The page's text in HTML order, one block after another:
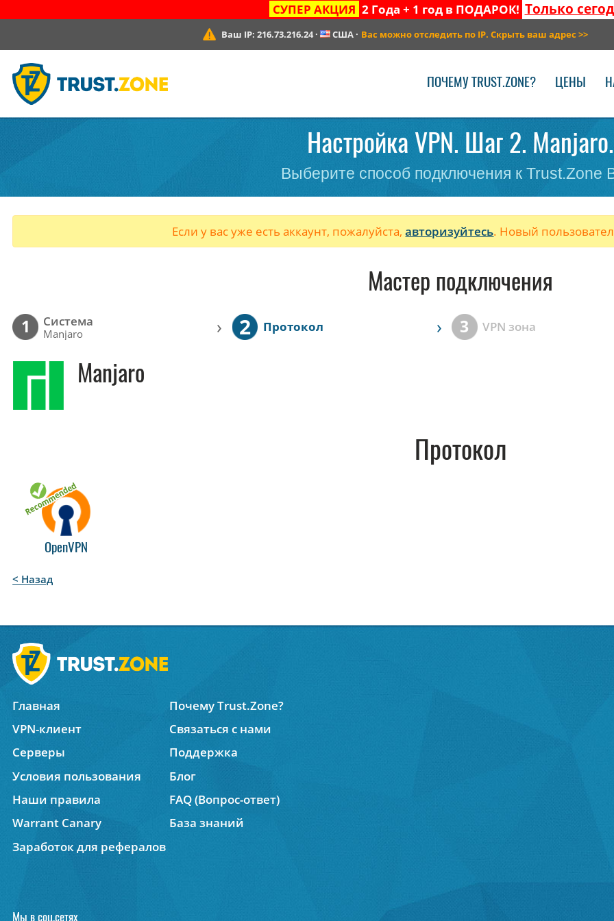
СУПЕР АКЦИЯ 2 Года + 1 год в ПОДАРОК! Только
Ваш IP: 216.73.216.24· США · Вас можно отследить по IP. Скрыть ваш адрес >>
ПОЧЕМУ TRUST.ZONE? ЦЕНЫ
Настройка VPN. Шаг 2. Manjaro.
Выберите способ подключения к Trust.Zone
Если у вас уже есть аккаунт, пожалуйста,авторизуйтесь. Новый
Мастер подключения
1 Cистема
Manjaro › 2 Протокол › 3 VPN зона
Manjaro
Протокол
OpenVPN
< Назад
Главная
Почему Trust.Zone?
VPN-клиент
Связаться с нами
Серверы
Поддержка
Условия пользования
Блог
Наши правила
FAQ (Вопрос-ответ)
Warrant Canary
База знаний
Заработок для рефералов
Мы в соц.сетях